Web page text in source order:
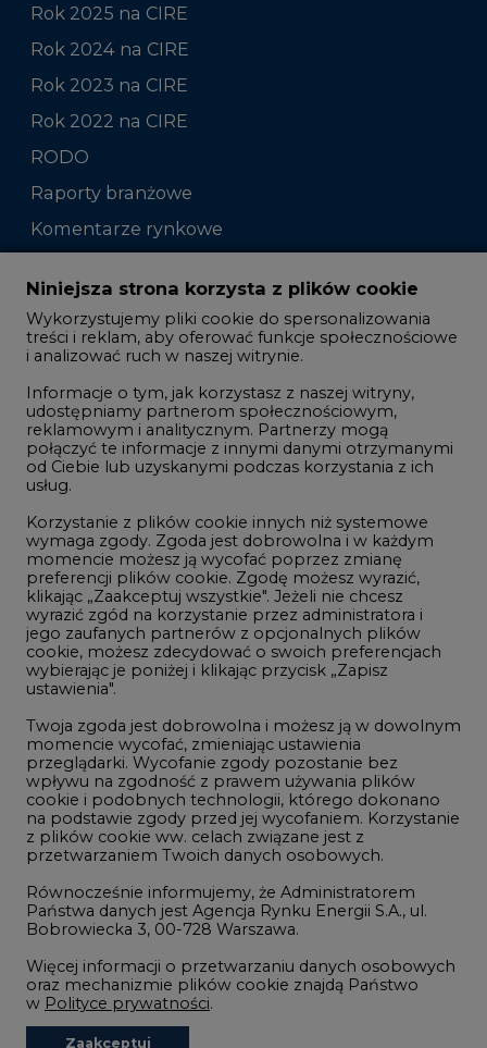
Rok 2025 na CIRE
Rok 2024 na CIRE
Rok 2023 na CIRE
Rok 2022 na CIRE
RODO
Raporty branżowe
Komentarze rynkowe
Zmiany kadrowe na rynku
Studio CIRE
Rozmowy o energetyce
Gospodarka
Geopolityka
LTE450
Innowacje i AI
Telekomunikacja i IT
Handel emisjami CO2
Wodór
Górnictwo
Atom
Fotowoltaika
Offshore wind
Zielone samorządy
Zielona gospodarka
Niniejsza strona korzysta z plików cookie
Wykorzystujemy pliki cookie do spersonalizowania
treści i reklam, aby oferować funkcje społecznościowe
i analizować ruch w naszej witrynie.
Informacje o tym, jak korzystasz z naszej witryny,
udostępniamy partnerom społecznościowym,
reklamowym i analitycznym. Partnerzy mogą
połączyć te informacje z innymi danymi otrzymanymi
od Ciebie lub uzyskanymi podczas korzystania z ich
usług.
Korzystanie z plików cookie innych niż systemowe
wymaga zgody. Zgoda jest dobrowolna i w każdym
momencie możesz ją wycofać poprzez zmianę
preferencji plików cookie. Zgodę możesz wyrazić,
klikając „Zaakceptuj wszystkie". Jeżeli nie chcesz
wyrazić zgód na korzystanie przez administratora i
jego zaufanych partnerów z opcjonalnych plików
cookie, możesz zdecydować o swoich preferencjach
wybierając je poniżej i klikając przycisk „Zapisz
ustawienia".
Twoja zgoda jest dobrowolna i możesz ją w dowolnym
momencie wycofać, zmieniając ustawienia
przeglądarki. Wycofanie zgody pozostanie bez
wpływu na zgodność z prawem używania plików
cookie i podobnych technologii, którego dokonano
na podstawie zgody przed jej wycofaniem. Korzystanie
z plików cookie ww. celach związane jest z
przetwarzaniem Twoich danych osobowych.
Równocześnie informujemy, że Administratorem
Państwa danych jest Agencja Rynku Energii S.A., ul.
Bobrowiecka 3, 00-728 Warszawa.
Więcej informacji o przetwarzaniu danych osobowych
oraz mechanizmie plików cookie znajdą Państwo
w Polityce prywatności.
Zaakceptuj